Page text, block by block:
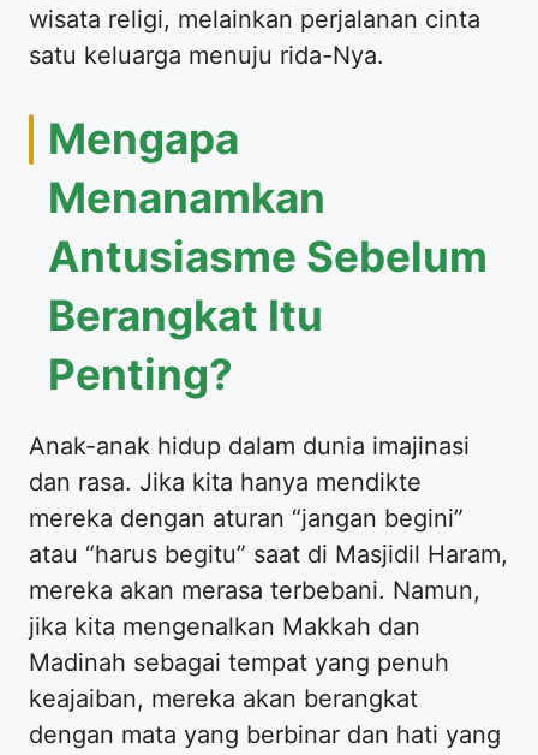
wisata religi, melainkan perjalanan cinta
satu keluarga menuju rida-Nya.
​Mengapa
Menanamkan
Antusiasme Sebelum
Berangkat Itu
Penting?
​Anak-anak hidup dalam dunia imajinasi
dan rasa. Jika kita hanya mendikte
mereka dengan aturan “jangan begini”
atau “harus begitu” saat di Masjidil Haram,
mereka akan merasa terbebani. Namun,
jika kita mengenalkan Makkah dan
Madinah sebagai tempat yang penuh
keajaiban, mereka akan berangkat
dengan mata yang berbinar dan hati yang